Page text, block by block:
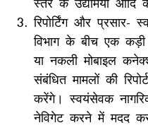
रिपोर्टिंग और
विभाग के बीच एक
या नकली मोबाइल
संबंधित मामलों की
करेंगे। स्वयंसेवक
नेविगेट करने में मदद